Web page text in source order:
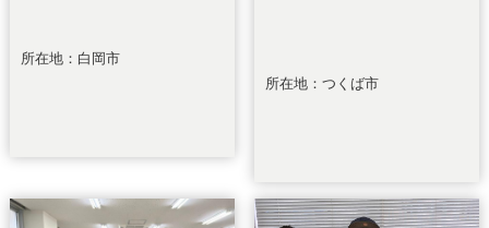
所在地：白岡市
所在地：つくば市